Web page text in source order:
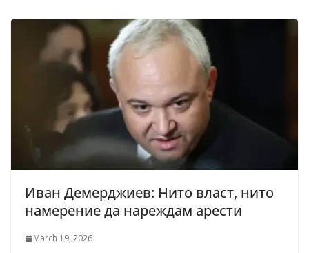
Иван Демерджиев: Нито власт, нито
намерение да нареждам арести
March 19, 2026